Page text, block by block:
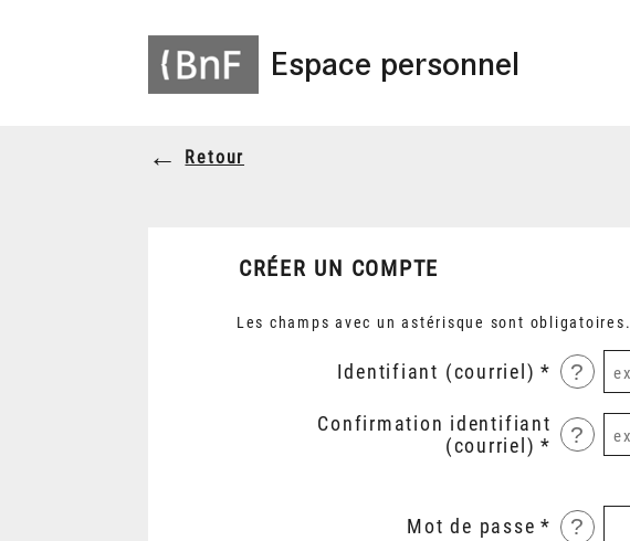
Espace personnel
Retour
CRÉER UN COMPTE
Les champs avec un astérisque sont obligatoires.
Identifiant (courriel) ?
Confirmation identifiant
(courriel)
?
Mot de passe ?